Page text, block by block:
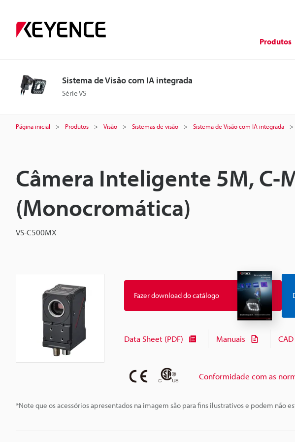
Produtos
Sistema de Visão com IA integrada
Série VS
Página inicial Produtos Visão Sistemas de visão Sistema de Visão com IA integrada
Câmera Inteligente 5M, C-
(Monocromática)
VS-C500MX
*Note que os acessórios apresentados na imagem são para fins ilustrativos e podem não
Fazer download do catálogo
Data Sheet (PDF) Manuais
Conformidade com as